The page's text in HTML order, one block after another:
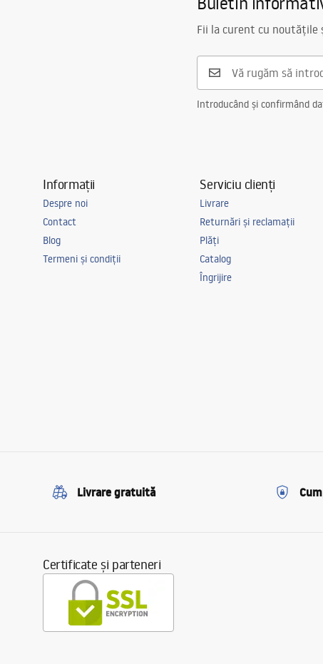
5 ani
Warranty_Terms_and_Conditions_
Fii la curent cu noutățile
Introducând și confirmând
Informații
Despre noi
Contact
Blog
Termeni și condiții
Serviciu clienți
Livrare
Returnări și reclamații
Plăți
Catalog
Îngrijire
Livrare gratuită
Certificate și parteneri